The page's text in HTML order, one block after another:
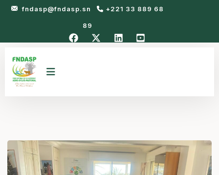
fndasp@fndasp.sn +221 33 889 68
89